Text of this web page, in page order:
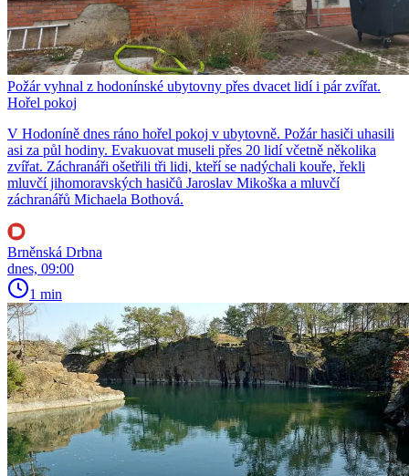
Požár vyhnal z hodonínské ubytovny přes dvacet lidí i pár zvířat.
Hořel pokoj
V Hodoníně dnes ráno hořel pokoj v ubytovně. Požár hasiči uhasili
asi za půl hodiny. Evakuovat museli přes 20 lidí včetně několika
zvířat. Záchranáři ošetřili tři lidi, kteří se nadýchali kouře, řekli
mluvčí jihomoravských hasičů Jaroslav Mikoška a mluvčí
záchranářů Michaela Bothová.
Brněnská Drbna
dnes, 09:00
1 min